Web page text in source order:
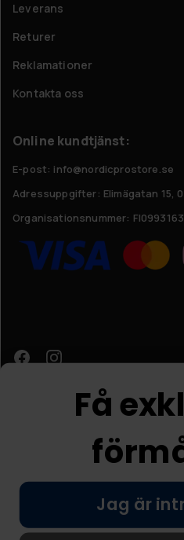
Leverans
Returer
Reklamationer
Kontakta oss
Online kundtjänst:
E-post: info@nordicprostore.se
Adressuppgifter: Elimägatan 15,
Organisationsnummer:
© Nordic Prostore 2026
Allmänna villkor
Få
Jag är